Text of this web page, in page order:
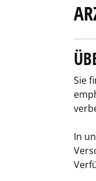
Sie
In